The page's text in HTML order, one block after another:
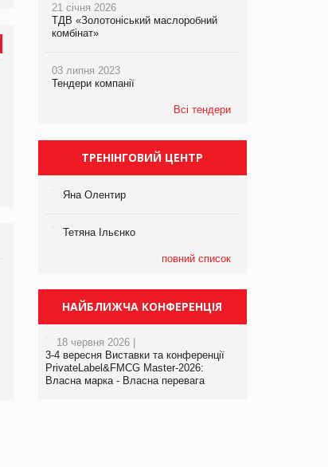
виробництва
компанії «УкраМарин»
Брагина Людмила
Просування компанії на
www.trademaster.ua.
правила. Особливості.
21 січня 2026
ТДВ «Золотоніський маслоробний
комбінат»
03 липня 2023
Тендери компанії
Всі тендери
ТРЕНІНГОВИЙ ЦЕНТР
Яна Олентир
Тетяна Ільєнко
повний список
НАЙБЛИЖЧА КОНФЕРЕНЦІЯ
18 червня 2026 |
3-4 вересня Виставки та конференції
PrivateLabel&FMCG Master-2026:
Власна марка - Власна перевага